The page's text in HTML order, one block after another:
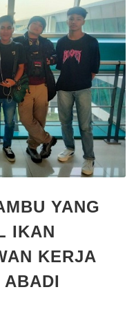
YANG
IKAN
KERJA
ABADI